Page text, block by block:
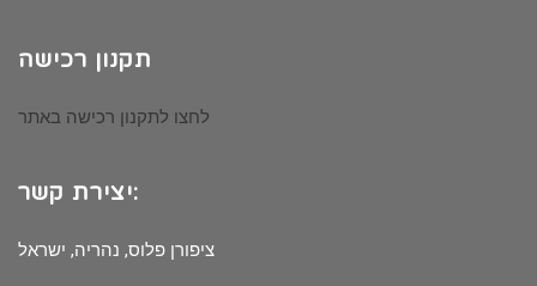
תקנון רכישה
לחצו לתקנון רכישה באתר
יצירת קשר:
ציפורן פלוס, נהריה, ישראל